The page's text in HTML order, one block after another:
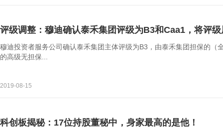
评级调整：穆迪确认泰禾集团评级为B3和Caa1，将评
穆迪投资者服务公司确认泰禾集团主体评级为B3，由泰禾集团担保的（
的高级无担保...
2019-08-15
科创板揭秘：17位持股董秘中，身家最高的是他！